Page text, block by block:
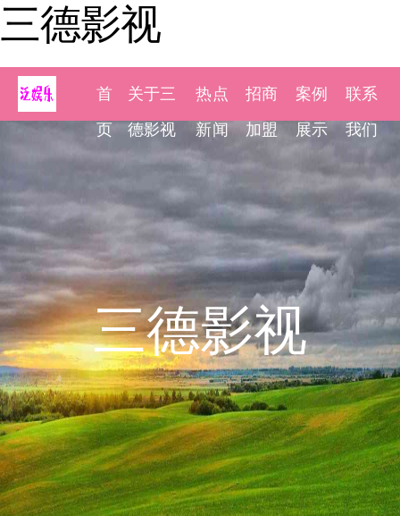
三德影视
首
页
关于三
德影视
热点
新闻
招商
加盟
案例
展示
联系
我们
三德影视